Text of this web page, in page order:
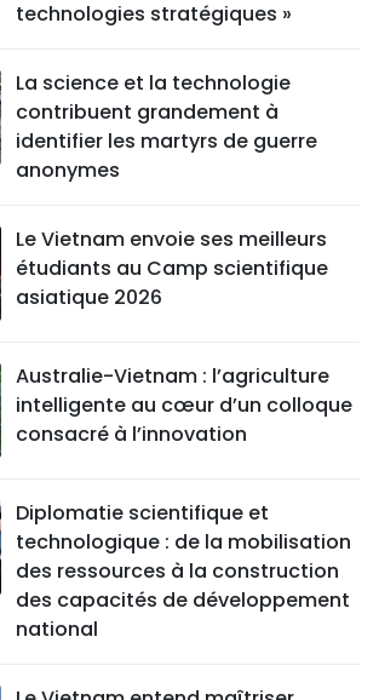
technologies stratégiques »
La science et la technologie
contribuent grandement à
identifier les martyrs de guerre
anonymes
Le Vietnam envoie ses meilleurs
étudiants au Camp scientifique
asiatique 2026
Australie-Vietnam : l’agriculture
intelligente au cœur d’un colloque
consacré à l’innovation
Diplomatie scientifique et
technologique : de la mobilisation
des ressources à la construction
des capacités de développement
national